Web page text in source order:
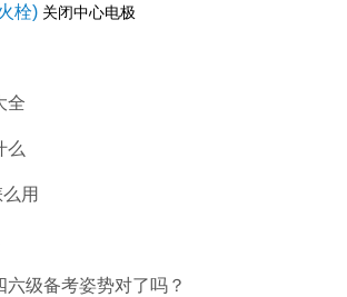
栓) 关闭中心电极
全
么
用
级备考姿势对了吗？